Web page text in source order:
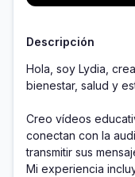
Descripción
Hola, soy Lydia,
bienestar, salud y
Creo vídeos
conectan con la
transmitir sus
Mi experiencia